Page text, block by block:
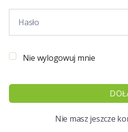
Nie wylogowuj mnie
Nie masz jeszcze